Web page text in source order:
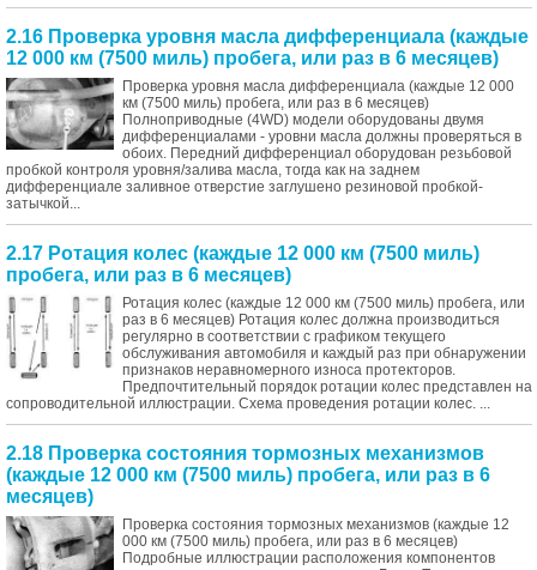
2.16 Проверка уровня масла дифференциала (каждые
12 000 км (7500 миль) пробега, или раз в 6 месяцев)
Проверка уровня масла дифференциала (каждые 12 000
км (7500 миль) пробега, или раз в 6 месяцев)
Полноприводные (4WD) модели оборудованы двумя
дифференциалами - уровни масла должны проверяться в
обоих. Передний дифференциал оборудован резьбовой
пробкой контроля уровня/залива масла, тогда как на заднем
дифференциале заливное отверстие заглушено резиновой пробкой-
затычкой...
2.17 Ротация колес (каждые 12 000 км (7500 миль)
пробега, или раз в 6 месяцев)
Ротация колес (каждые 12 000 км (7500 миль) пробега, или
раз в 6 месяцев) Ротация колес должна производиться
регулярно в соответствии с графиком текущего
обслуживания автомобиля и каждый раз при обнаружении
признаков неравномерного износа протекторов.
Предпочтительный порядок ротации колес представлен на
сопроводительной иллюстрации. Схема проведения ротации колес. ...
2.18 Проверка состояния тормозных механизмов
(каждые 12 000 км (7500 миль) пробега, или раз в 6
месяцев)
Проверка состояния тормозных механизмов (каждые 12
000 км (7500 миль) пробега, или раз в 6 месяцев)
Подробные иллюстрации расположения компонентов